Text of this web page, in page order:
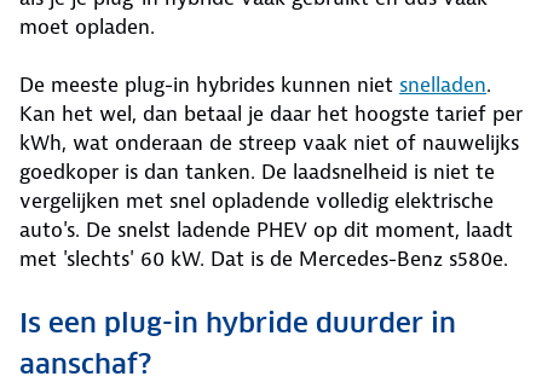
moet opladen.
De meeste plug-in hybrides kunnen niet snelladen.
Kan het wel, dan betaal je daar het hoogste tarief per
kWh, wat onderaan de streep vaak niet of nauwelijks
goedkoper is dan tanken. De laadsnelheid is niet te
vergelijken met snel opladende volledig elektrische
auto's. De snelst ladende PHEV op dit moment, laadt
met 'slechts' 60 kW. Dat is de Mercedes-Benz s580e.
Is een plug-in hybride duurder in
aanschaf?